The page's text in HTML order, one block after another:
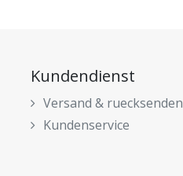
Kundendienst
Versand & ruecksenden
Kundenservice